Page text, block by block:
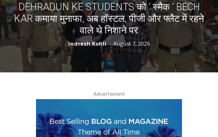
DEHRADUN KE STUDENTS को ‘ स्मैक ‘ BECH
KAR कमाया मुनाफा, अब हॉस्टल, पीजी और फ्लैट में रहने
वाले थे निशाने पर
Indresh Kohli - August 7, 2026
Advertisment